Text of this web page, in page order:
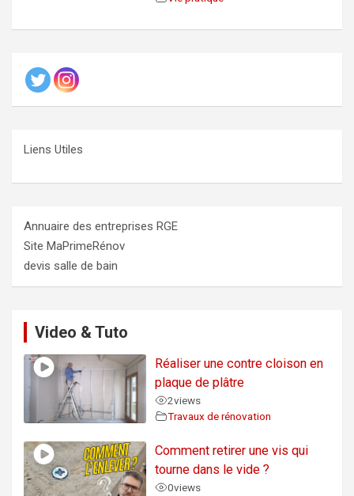
Liens Utiles
Annuaire des entreprises RGE
Site MaPrimeRénov
devis salle de bain
Video & Tuto
Réaliser une contre cloison en
plaque de plâtre
2views
Travaux de rénovation
Comment retirer une vis qui
tourne dans le vide ?
0views